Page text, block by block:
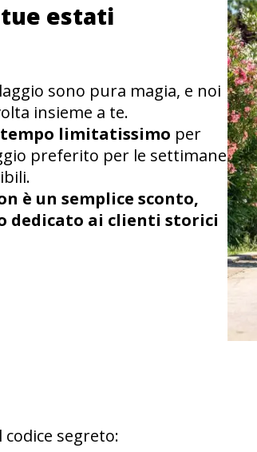
tue estati
sono pura magia, e noi
insieme a te.
limitatissimo per
preferito per le settimane
è un semplice sconto,
dedicato ai clienti storici
segreto: